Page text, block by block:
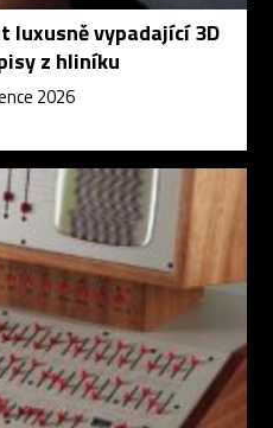
luxusně vypadající 3D
z hliníku
2026